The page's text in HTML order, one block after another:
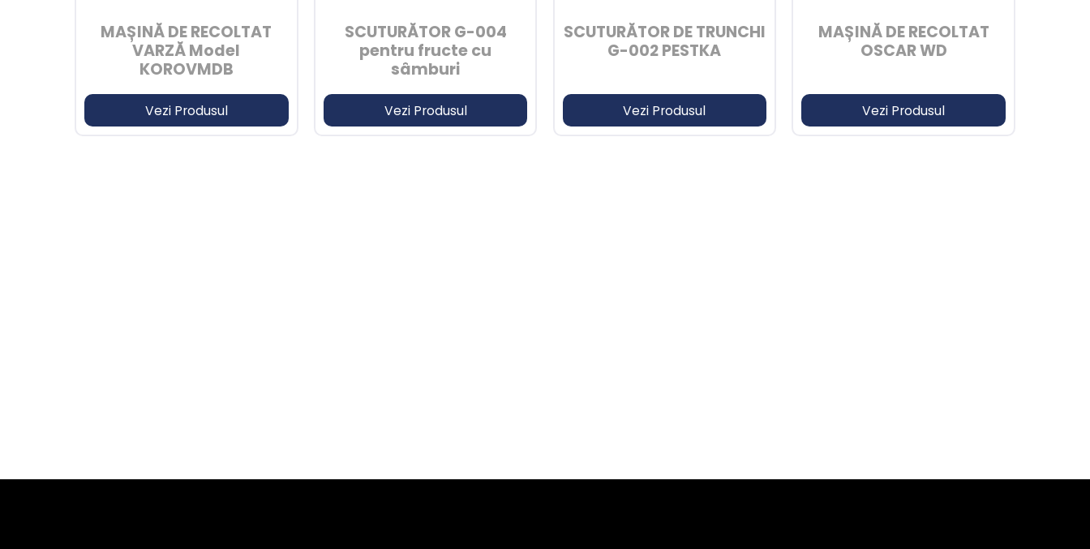
MAȘINĂ DE RECOLTAT
VARZĂ Model
KOROVMDB
Vezi Produsul
SCUTURĂTOR G-004
pentru fructe cu
sâmburi
Vezi Produsul
SCUTURĂTOR DE TRUNCHI
G-002 PESTKA
Vezi Produsul
MAȘINĂ DE RECOLTAT
OSCAR WD
Vezi Produsul